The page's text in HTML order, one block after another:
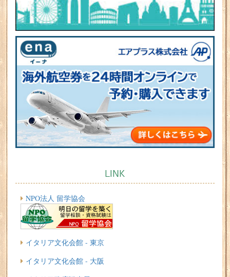
LINK
NPO法人 留学協会
イタリア文化会館 - 東京
イタリア文化会館 - 大阪